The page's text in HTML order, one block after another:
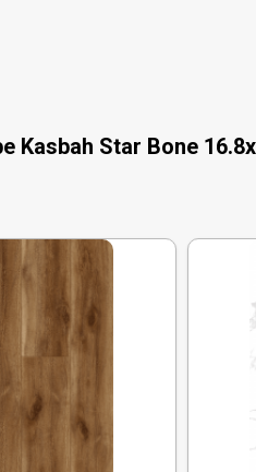
Kasbah Star Bone